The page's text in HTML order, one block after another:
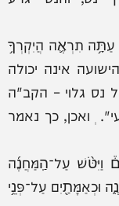
עַתָּ֥ה תִרְאֶ֛ה הֲיִקְרְךָ֥
אינה יכולה
נס גלוי – הקב"ה
ואכן, כך נאמר
וַיִּטֹּ֨שׁ עַל־הַֽמַּחֲנֶ֜ה
וּכְאַמָּתַ֖יִם עַל־פְּנֵ֥י